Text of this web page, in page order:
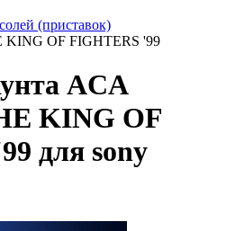
(приставок)
KING OF FIGHTERS '99
ACA
KING OF
для sony